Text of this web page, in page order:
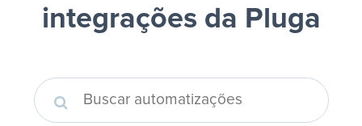
integrações da Pluga